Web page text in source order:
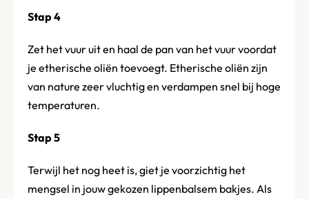
Stap 4
Zet het vuur uit en haal de pan van het vuur voordat
je etherische oliën toevoegt. Etherische oliën zijn
van nature zeer vluchtig en verdampen snel bij hoge
temperaturen.
Stap 5
Terwijl het nog heet is, giet je voorzichtig het
mengsel in jouw gekozen lippenbalsem bakjes. Als